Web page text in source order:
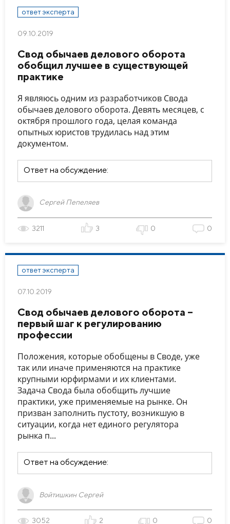
ответ эксперта
09.10.2019
Свод обычаев делового оборота
обобщил лучшее в существующей
практике
Я являюсь одним из разработчиков Свода
обычаев делового оборота. Девять месяцев, с
октября прошлого года, целая команда
опытных юристов трудилась над этим
документом.
Ответ на обсуждение:
Сергей Пепеляев
3211 3 0 0
ответ эксперта
07.10.2019
Свод обычаев делового оборота –
первый шаг к регулированию
профессии
Положения, которые обобщены в Своде, уже
так или иначе применяются на практике
крупными юрфирмами и их клиентами.
Задача Свода была обобщить лучшие
практики, уже применяемые на рынке. Он
призван заполнить пустоту, возникшую в
ситуации, когда нет единого регулятора
рынка п...
Ответ на обсуждение:
Войтишкин Сергей
3052 2 0 0